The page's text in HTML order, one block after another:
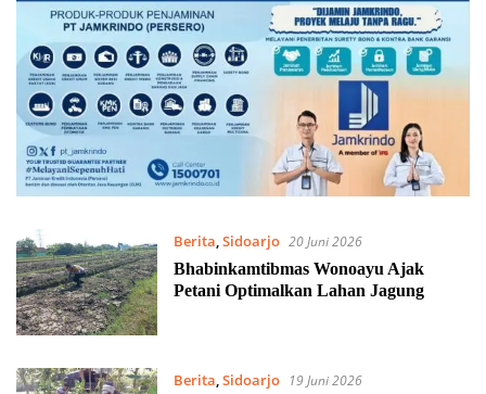
Berita,Sidoarjo 20 Juni 2026
Bhabinkamtibmas Wonoayu Ajak
Petani Optimalkan Lahan Jagung
Berita,Sidoarjo
19 Juni 2026